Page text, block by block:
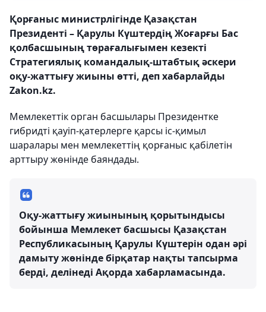
Қорғаныс министрлігінде Қазақстан
Президенті – Қарулы Күштердің Жоғарғы Бас
қолбасшының төрағалығымен кезекті
Стратегиялық командалық-штабтық әскери
оқу-жаттығу жиыны өтті, деп хабарлайды
Zakon.kz.
Мемлекеттік орган басшылары Президентке
гибридті қауіп-қатерлерге қарсы іс-қимыл
шаралары мен мемлекеттің қорғаныс қабілетін
арттыру жөнінде баяндады.
Оқу-жаттығу жиынының қорытындысы
бойынша Мемлекет басшысы Қазақстан
Республикасының Қарулы Күштерін одан әрі
дамыту жөнінде бірқатар нақты тапсырма
берді, делінеді Ақорда хабарламасында.